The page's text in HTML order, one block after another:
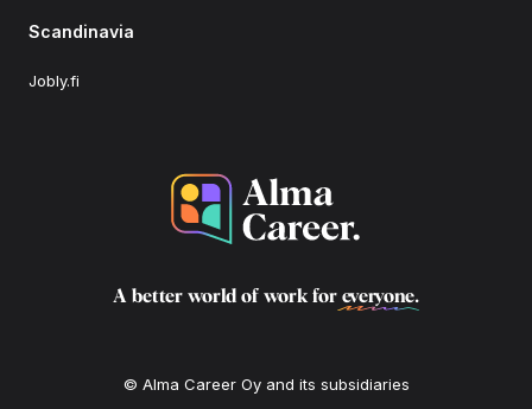
Scandinavia
Jobly.fi
A better world of work for everyone.
© Alma Career Oy and its subsidiaries